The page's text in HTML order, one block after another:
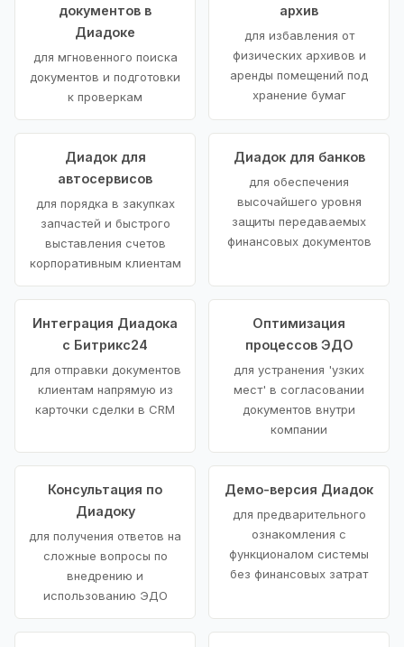
документов в
Диадоке
для мгновенного поиска
документов и подготовки
к проверкам
архив
для избавления от
физических архивов и
аренды помещений под
хранение бумаг
Диадок для
автосервисов
для порядка в закупках
запчастей и быстрого
выставления счетов
корпоративным клиентам
Диадок для банков
для обеспечения
высочайшего уровня
защиты передаваемых
финансовых документов
Интеграция Диадока
с Битрикс24
для отправки документов
клиентам напрямую из
карточки сделки в CRM
Оптимизация
процессов ЭДО
для устранения 'узких
мест' в согласовании
документов внутри
компании
Консультация по
Диадоку
для получения ответов на
сложные вопросы по
внедрению и
использованию ЭДО
Демо-версия Диадок
для предварительного
ознакомления с
функционалом системы
без финансовых затрат